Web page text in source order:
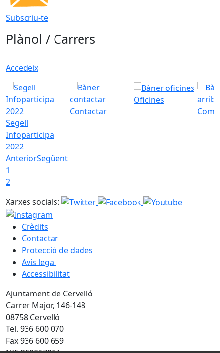
Subscriu-te
Plànol / Carrers
Accedeix
Segell
Infoparticipa
2022
Contactar
Oficines
Com
AnteriorSegüent
1
2
Xarxes socials:
Crèdits
Contactar
Protecció de dades
Avís legal
Accessibilitat
Ajuntament de Cervelló
Carrer Major, 146-148
08758 Cervelló
Tel. 936 600 070
Fax 936 600 659